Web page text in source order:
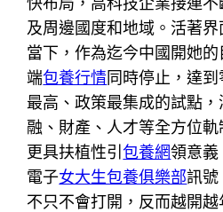
及周邊國度和地域。活著
當下，作為迄今中國開她
端包養行情同時停止，達
最高、政策最集成的試點
融、財產、人才等全方位
更具扶植性引包養網領意義
電子女大生包養俱樂部訊號
不只不會打開，反而越開